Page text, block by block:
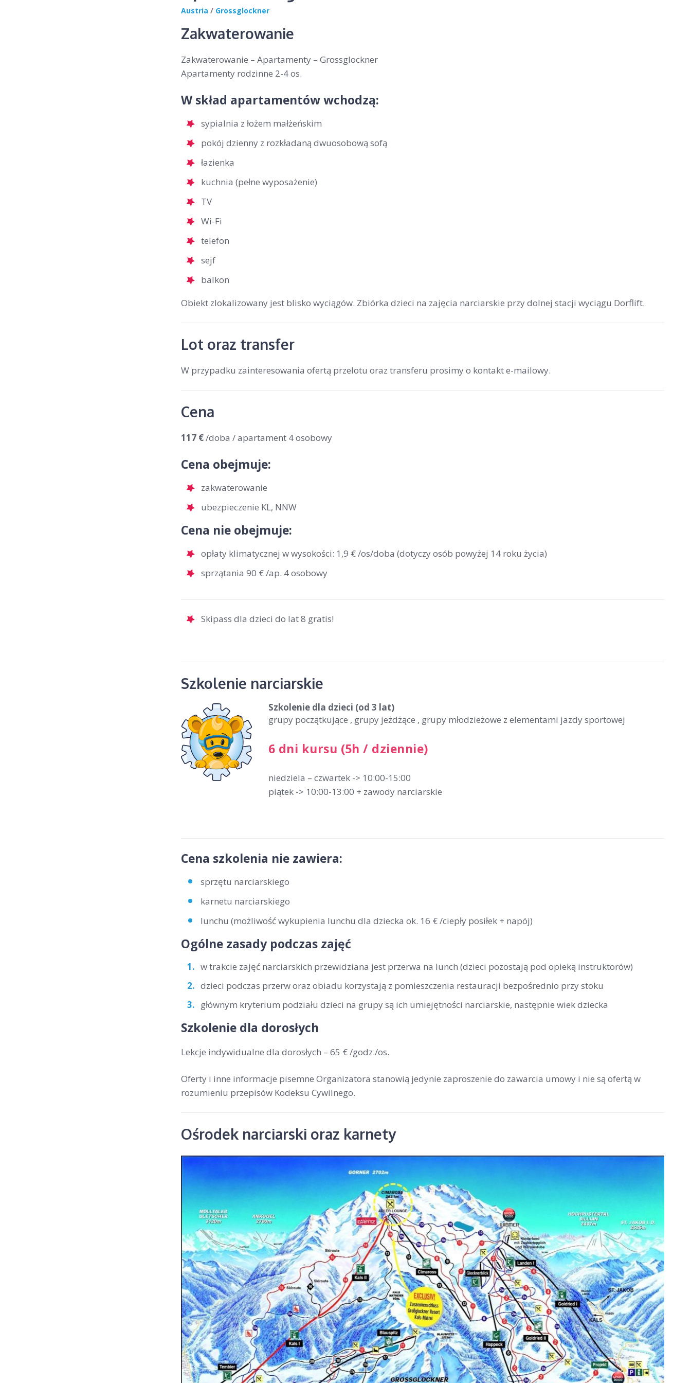
Austria / Grossglockner
Zakwaterowanie
Zakwaterowanie – Apartamenty – Grossglockner
Apartamenty rodzinne 2-4 os.
W skład apartamentów wchodzą:
sypialnia z łożem małżeńskim
pokój dzienny z rozkładaną dwuosobową sofą
łazienka
kuchnia (pełne wyposażenie)
TV
Wi-Fi
telefon
sejf
balkon
Obiekt zlokalizowany jest blisko wyciągów. Zbiórka dzieci na zajęcia narciarskie przy dolnej stacji wyciągu Dorflift.
Lot oraz transfer
W przypadku zainteresowania ofertą przelotu oraz transferu prosimy o kontakt e-mailowy.
Cena
117 €/doba / apartament 4 osobowy
Cena obejmuje:
zakwaterowanie
ubezpieczenie KL, NNW
Cena nie obejmuje:
opłaty klimatycznej w wysokości: 1,9 € /os/doba (dotyczy osób powyżej 14 roku życia)
sprzątania 90 € /ap. 4 osobowy
Skipass dla dzieci do lat 8 gratis!
Szkolenie narciarskie
Szkolenie dla dzieci (od 3 lat)
grupy początkujące , grupy jeżdżące , grupy młodzieżowe z elementami jazdy sportowej
6 dni kursu (5h / dziennie)
niedziela – czwartek -> 10:00-15:00
piątek -> 10:00-13:00 + zawody narciarskie
Cena szkolenia nie zawiera:
sprzętu narciarskiego
karnetu narciarskiego
lunchu (możliwość wykupienia lunchu dla dziecka ok. 16 € /ciepły posiłek + napój)
Ogólne zasady podczas zajęć
w trakcie zajęć narciarskich przewidziana jest przerwa na lunch (dzieci pozostają pod opieką instruktorów)
dzieci podczas przerw oraz obiadu korzystają z pomieszczenia restauracji bezpośrednio przy stoku
głównym kryterium podziału dzieci na grupy są ich umiejętności narciarskie, następnie wiek dziecka
Szkolenie dla dorosłych
Lekcje indywidualne dla dorosłych – 65 € /godz./os.
Oferty i inne informacje pisemne Organizatora stanowią jedynie zaproszenie do zawarcia umowy i nie są ofertą w
rozumieniu przepisów Kodeksu Cywilnego.
Ośrodek narciarski oraz karnety